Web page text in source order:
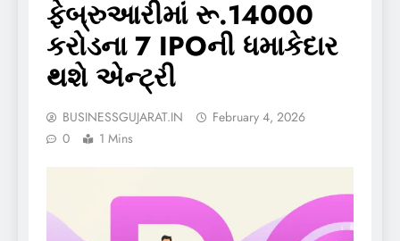
ફેબ્રુઆરીમાં રૂ.14000
કરોડના 7 IPOની ધમાકેદાર
થશે એન્ટ્રી
BUSINESSGUJARAT.IN
February 4, 2026
0
1 Mins